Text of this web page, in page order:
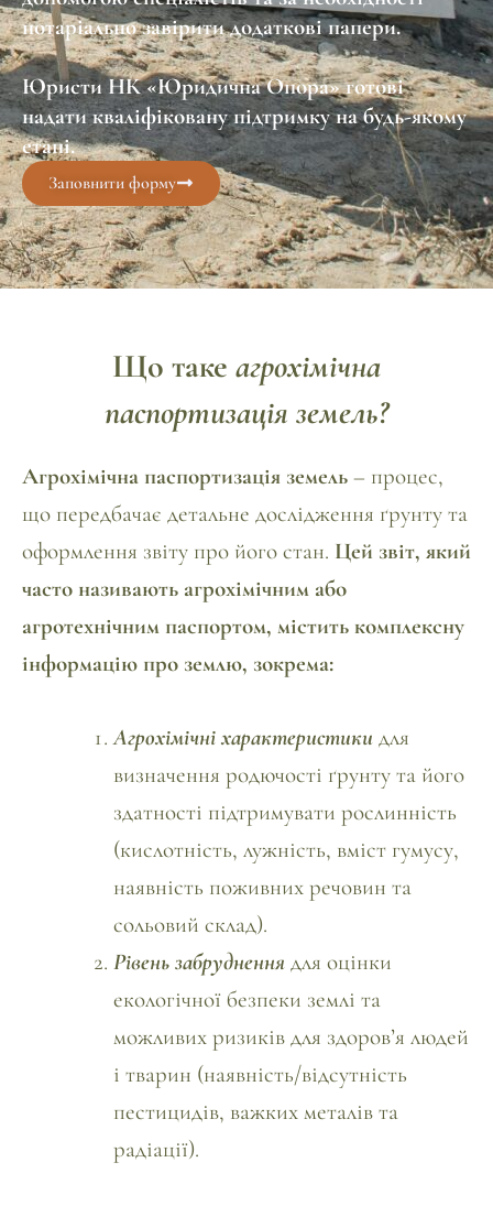
нотаріально завірити додаткові папери.
Юристи НК «Юридична Опора» готові
надати кваліфіковану підтримку на будь-якому
етапі.
Заповнити форму
Що таке агрохімічна
паспортизація земель?
Агрохімічна паспортизація земель – процес,
що передбачає детальне дослідження ґрунту та
оформлення звіту про його стан. Цей звіт, який
часто називають агрохімічним або
агротехнічним паспортом, містить комплексну
інформацію про землю, зокрема:
Агрохімічні характеристики для
визначення родючості ґрунту та його
здатності підтримувати рослинність
(кислотність, лужність, вміст гумусу,
наявність поживних речовин та
сольовий склад).
Рівень забруднення для оцінки
екологічної безпеки землі та
можливих ризиків для здоров’я людей
і тварин (наявність/відсутність
пестицидів, важких металів та
радіації).